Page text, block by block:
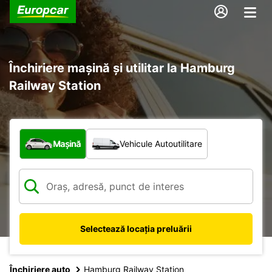
Închiriere mașină și utilitar la Hamburg
Railway Station
Ce tip de vehicul?
Mașină Vehicule Autoutilitare
Selectează locația preluării
Închiriere auto Hamburg Railway Station